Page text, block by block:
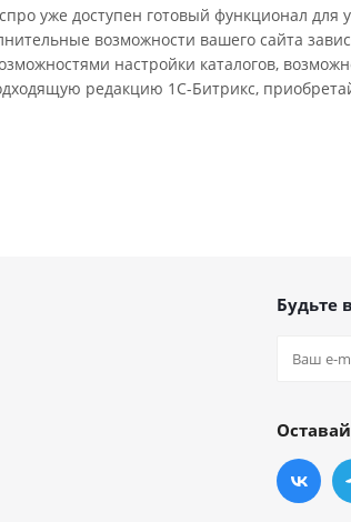
уже доступен готовый функционал
возможности вашего сайта
настройки каталогов,
редакцию 1С-Битрикс,
Будьте